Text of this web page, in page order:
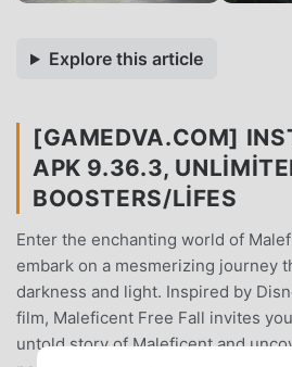
Explore this article
[GAMEDVA.COM]
APK 9.36.3,
BOOSTERS/LIFES
Enter the enchanting world of
embark on a mesmerizing journey
darkness and light. Inspired by
film, Maleficent Free Fall invites
untold story of Maleficent and